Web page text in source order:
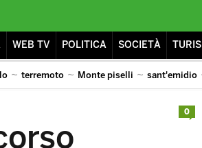
WEB TV POLITICA SOCIETÀ
terremoto Monte piselli sant'emidio
0